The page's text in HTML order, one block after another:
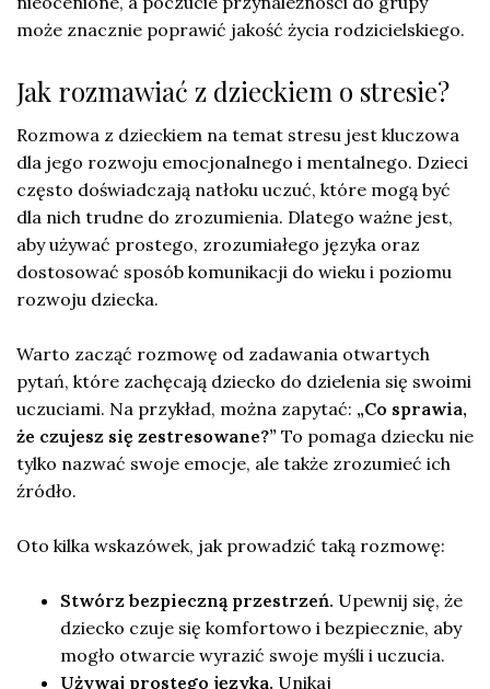
może znacznie poprawić jakość życia rodzicielskiego.
Jak rozmawiać z dzieckiem o stresie?
Rozmowa z dzieckiem na temat stresu jest kluczowa
dla jego rozwoju emocjonalnego i mentalnego. Dzieci
często doświadczają natłoku uczuć, które mogą być
dla nich trudne do zrozumienia. Dlatego ważne jest,
aby używać prostego, zrozumiałego języka oraz
dostosować sposób komunikacji do wieku i poziomu
rozwoju dziecka.
Warto zacząć rozmowę od zadawania otwartych
pytań, które zachęcają dziecko do dzielenia się swoimi
uczuciami. Na przykład, można zapytać: „Co sprawia,
że czujesz się zestresowane?” To pomaga dziecku nie
tylko nazwać swoje emocje, ale także zrozumieć ich
źródło.
Oto kilka wskazówek, jak prowadzić taką rozmowę:
Stwórz bezpieczną przestrzeń. Upewnij się, że
dziecko czuje się komfortowo i bezpiecznie, aby
mogło otwarcie wyrazić swoje myśli i uczucia.
Używaj prostego języka. Unikaj